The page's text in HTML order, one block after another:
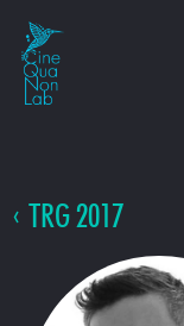
TRG 2017